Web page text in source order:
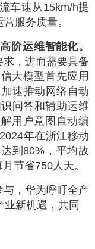
车速从15km/h提
服务质量。
阶运维智能化。
，进而需要具备
大模型首先应用
速推动网络自动
问答和辅助运维
用户意图自动编
年在浙江移动
到80%，平均故
节省750人天。
，华为呼吁全产
新机遇，共同